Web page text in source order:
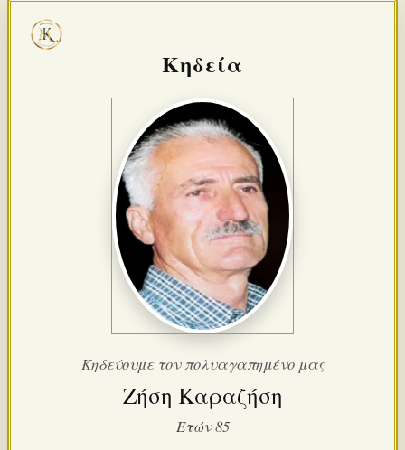
Κηδεία
Κηδεύουμε τον πολυαγαπημένο μας
Ζήση Καραζήση
Ετών 85